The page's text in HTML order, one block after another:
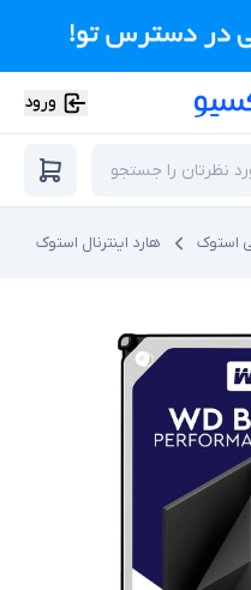
ورود
استوک هارد اینترنال استوک